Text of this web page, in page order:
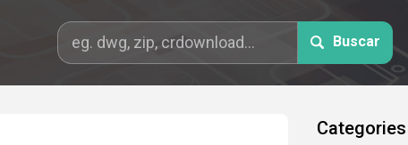
Buscar
Categories